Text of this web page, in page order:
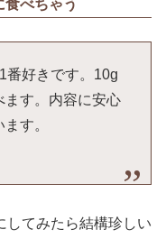
食べちゃう
番好きです。10g
ます。内容に安心
す。
してみたら結構珍しい